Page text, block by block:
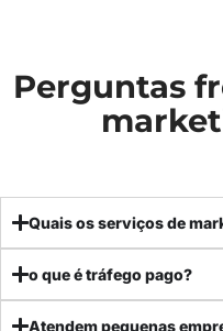
Perguntas
Quais os serviços de
o que é tráfego pago?
Atendem pequenas